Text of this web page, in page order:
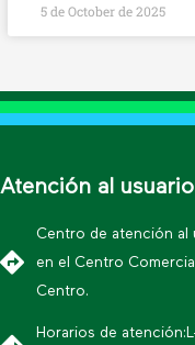
5 de October de 2025
Atención al usuario
Centro de atención al
en el Centro
Centro.
Horarios de